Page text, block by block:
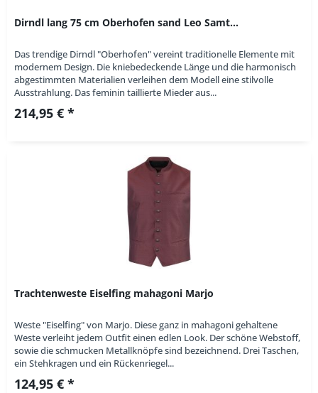
Dirndl lang 75 cm Oberhofen sand Leo Samt...
Das trendige Dirndl "Oberhofen" vereint traditionelle Elemente mit
modernem Design. Die kniebedeckende Länge und die harmonisch
abgestimmten Materialien verleihen dem Modell eine stilvolle
Ausstrahlung. Das feminin taillierte Mieder aus...
214,95 € *
Trachtenweste Eiselfing mahagoni Marjo
Weste "Eiselfing" von Marjo. Diese ganz in mahagoni gehaltene
Weste verleiht jedem Outfit einen edlen Look. Der schöne Webstoff,
sowie die schmucken Metallknöpfe sind bezeichnend. Drei Taschen,
ein Stehkragen und ein Rückenriegel...
124,95 € *